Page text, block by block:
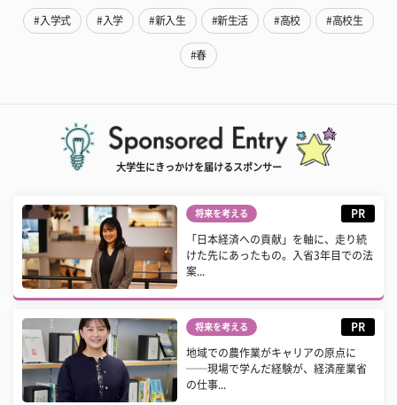
#入学式 #入学 #新入生 #新生活 #高校 #高校生
#春
大学生にきっかけを届けるスポンサー
将来を考える PR
「日本経済への貢献」を軸に、走り続
けた先にあったもの。入省3年目での法
案...
将来を考える PR
地域での農作業がキャリアの原点に
──現場で学んだ経験が、経済産業省
の仕事...